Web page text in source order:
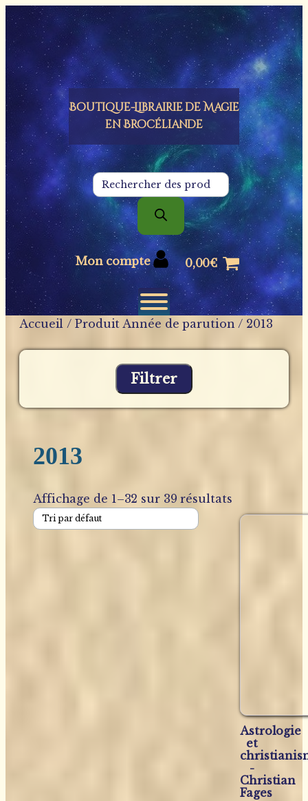
Panneau de gestion des cookies
Boutique-Librairie deMagie
en Brocéliande
Recherche
de
produits
Mon compte 0,00€
Accueil / Produit Année de parution / 2013
Filtrer
2013
Affichage de 1–32 sur 39 résultats
Astrologie
et
-
Christian
Fages